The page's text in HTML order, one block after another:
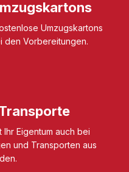
Umzugskartons
den Vorbereitungen.
Eigentum auch bei
und Transporten aus